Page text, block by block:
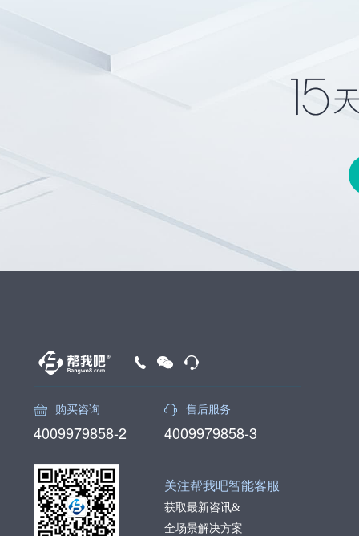
购买咨询
4009979858-2
售后服务
4009979858-3
关注帮我吧智能客服
获取最新咨讯&
全场景解决方案